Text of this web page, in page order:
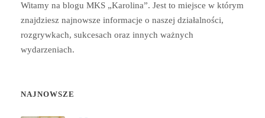
Witamy na blogu MKS „Karolina”. Jest to miejsce w którym
znajdziesz najnowsze informacje o naszej działalności,
rozgrywkach, sukcesach oraz innych ważnych
wydarzeniach.
NAJNOWSZE